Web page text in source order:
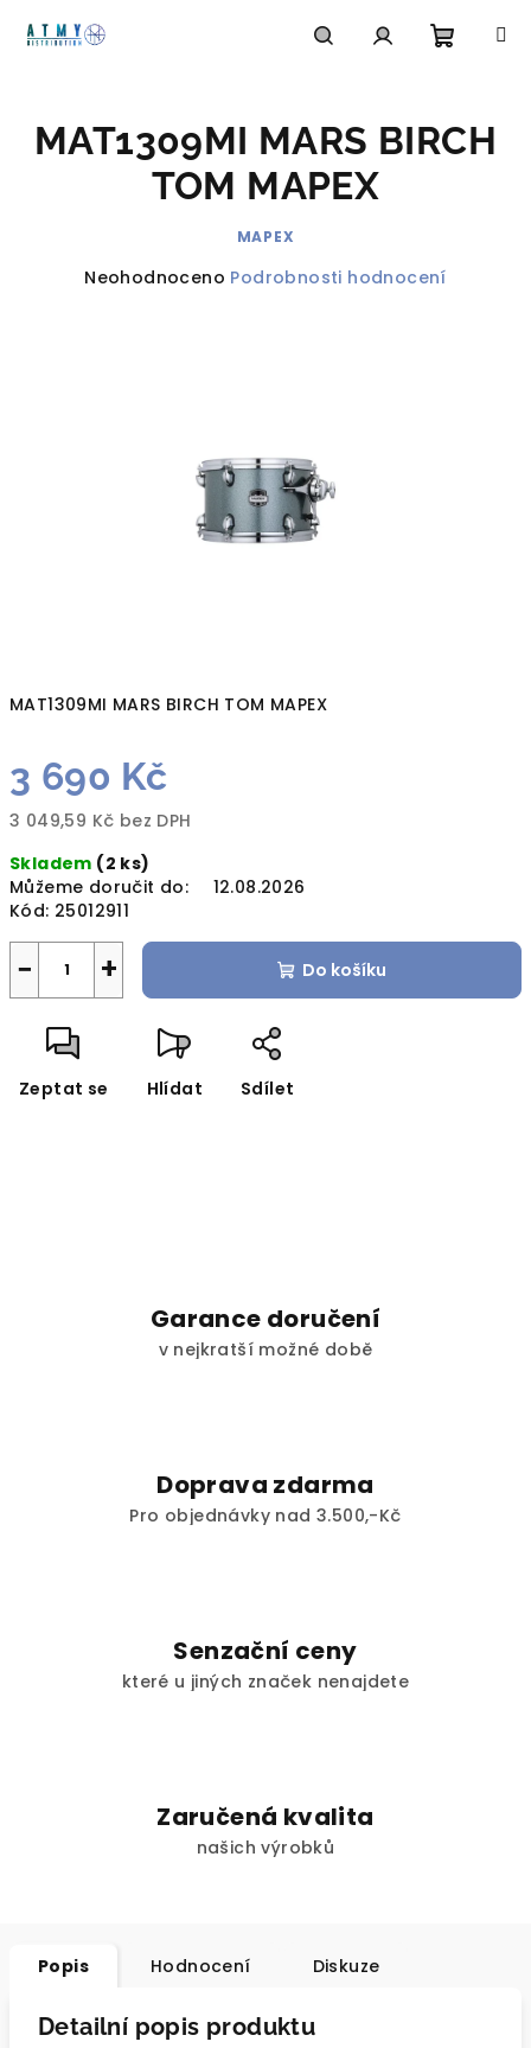
košík
MAT1309MI MARS BIRCH TOM MAPEX
3 690 Kč
3 049,59 Kč bez DPH
cena:
Skladem (2 ks)
Můžeme doručit do:
12.08.2026
Kód: 25012911
+
− Do košíku
Zeptat se Hlídat Sdílet
MAT1309MI MARS BIRCH
TOM MAPEX
MAPEX
Průměrné
Neohodnoceno Podrobnosti hodnocení
Garance doručení
v nejkratší možné době
Doprava zdarma
Pro objednávky nad 3.500,-Kč
Senzační ceny
které u jiných značek nenajdete
Zaručená kvalita
našich výrobků
Popis Hodnocení Diskuze
Detailní popis produktu